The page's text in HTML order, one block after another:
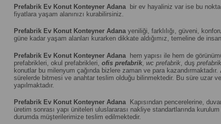
Prefabrik Ev Konut Konteyner Adana bir ev hayaliniz var ise bu
fiyatlara yaşam alanınızı kurabilirsiniz.
Prefabrik Ev Konut Konteyner Adanayeniliği, farklılığı, güveni,
güne kadar yaşam alanları kurarken dikkate aldığımız, temeline de
Prefabrik Ev Konut Konteyner Adana hem yapısı ile hem de
prefabrikleri, okul prefabrikleri, ofis prefabrik, wc prefabrik , duş prefabrik
konutlar bu milenyum çağında bizlere zaman ve para kazandırmaktadır.
sürelerde bitmesi ve anahtar teslim olduğu bilinmektedir. Bu süre uzar
yapılmaktadır.
Prefabrik Ev Konut Konteyner AdanaKapısından pencerelerine,
üretim sonrası yapı üniteleri uluslararası nakliye standartlarında
durumda müşterilerimize teslim edilmektedir.